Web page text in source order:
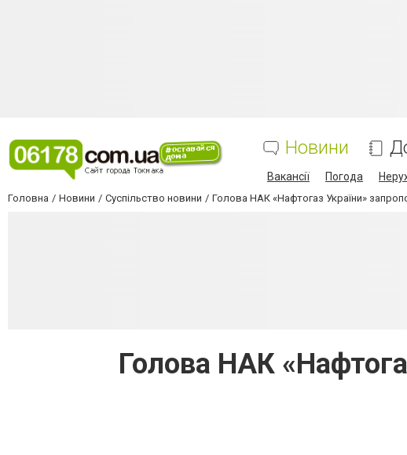
Новини
Вакансії Погода
Головна Новини Суспільство новини Голова НАК «Нафтогаз України»
Голова НАК